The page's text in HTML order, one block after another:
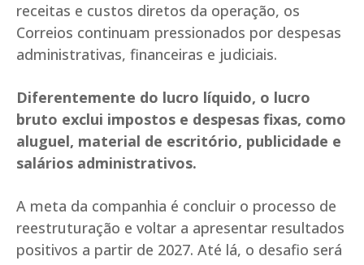
receitas e custos diretos da operação, os
Correios continuam pressionados por despesas
administrativas, financeiras e judiciais.
Diferentemente do lucro líquido, o lucro
bruto exclui impostos e despesas fixas, como
aluguel, material de escritório, publicidade e
salários administrativos.
A meta da companhia é concluir o processo de
reestruturação e voltar a apresentar resultados
positivos a partir de 2027. Até lá, o desafio será